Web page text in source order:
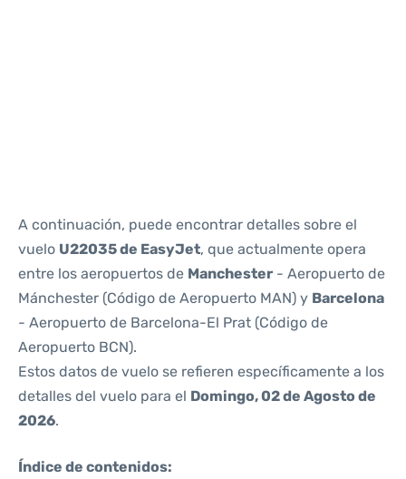
A continuación, puede encontrar detalles sobre el
vuelo U22035 de EasyJet, que actualmente opera
entre los aeropuertos de Manchester - Aeropuerto de
Mánchester (Código de Aeropuerto MAN) y Barcelona
- Aeropuerto de Barcelona-El Prat (Código de
Aeropuerto BCN).
Estos datos de vuelo se refieren específicamente a los
detalles del vuelo para el Domingo, 02 de Agosto de
2026.
Índice de contenidos: